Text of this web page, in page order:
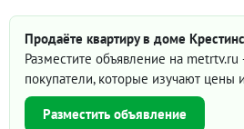
Продаёте квартиру в доме
Разместите объявление на metrtv.ru
покупатели, которые изучают
Разместить объявление